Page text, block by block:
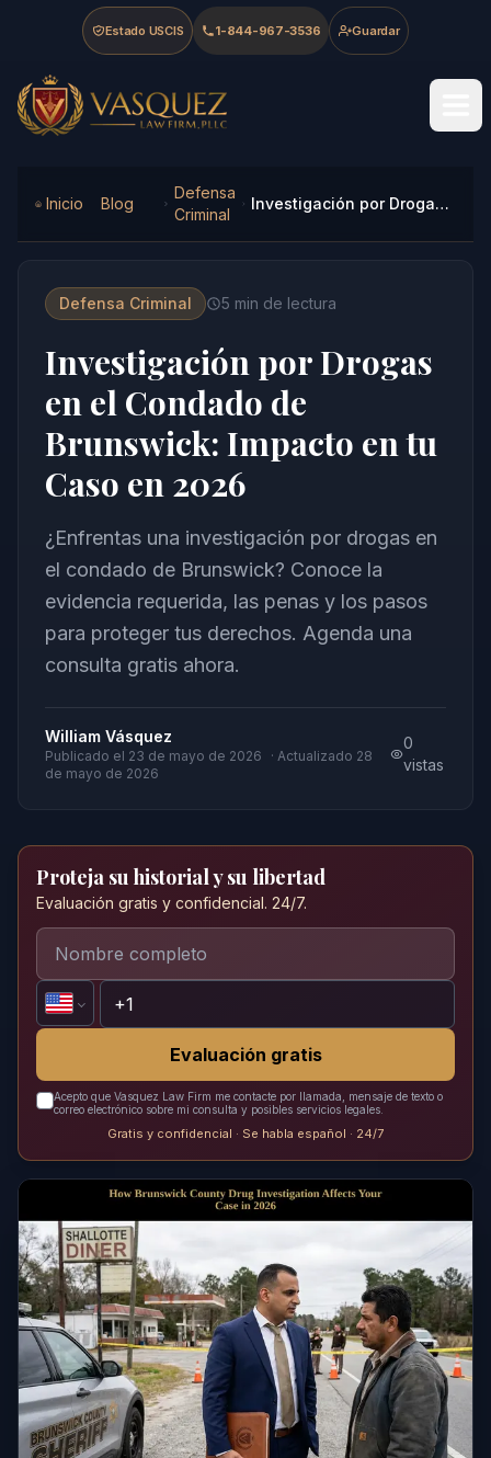
Skip to main content
Skip to navigation
Skip to footer
Estado USCIS 1-844-967-3536 Guardar
Vasquez Law Firm - Home
Inicio Blog
Defensa
Criminal
Investigación por Drogas en el Condado de Brunswick: Impacto en tu Caso en 2026
Defensa Criminal 5 min de lectura
Investigación por Drogas
en el Condado de
Brunswick: Impacto en tu
Caso en 2026
¿Enfrentas una investigación por drogas en
el condado de Brunswick? Conoce la
evidencia requerida, las penas y los pasos
para proteger tus derechos. Agenda una
consulta gratis ahora.
William Vásquez
Publicado el 23 de mayo de 2026 · Actualizado 28
de mayo de 2026
0
vistas
Proteja su historial y su libertad
Evaluación gratis y confidencial. 24/7.
Evaluación gratis
Acepto que Vasquez Law Firm me contacte por llamada, mensaje de texto o
correo electrónico sobre mi consulta y posibles servicios legales.
Gratis y confidencial · Se habla español · 24/7